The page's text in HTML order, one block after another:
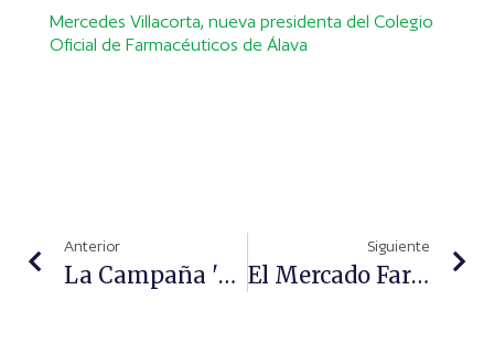
Mercedes Villacorta, nueva presidenta del Colegio
Oficial de Farmacéuticos de Álava
Anterior
La Campaña 'La Próstata Sí Importa' Llega A Las Islas Baleares
Siguiente
El Mercado Farmacéutico Crece En El Acumulado De Los Últimos 12 Meses